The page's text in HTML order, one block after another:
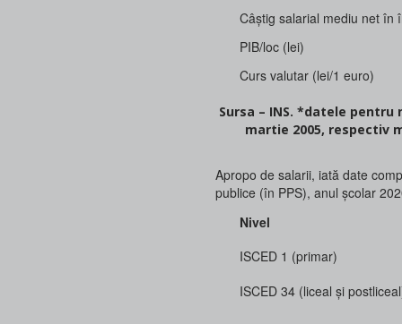
Câștig salarial mediu net în
PIB/loc (lei)
Curs valutar (lei/1 euro)
Sursa – INS. *datele pentru număr născuți, copii și personal didactic sunt la 2021. ** date pentru
martie 2005, respectiv
Apropo de salarii, iată date
publice (în PPS), anul școlar
Nivel
ISCED 1 (primar)
ISCED 34 (liceal și